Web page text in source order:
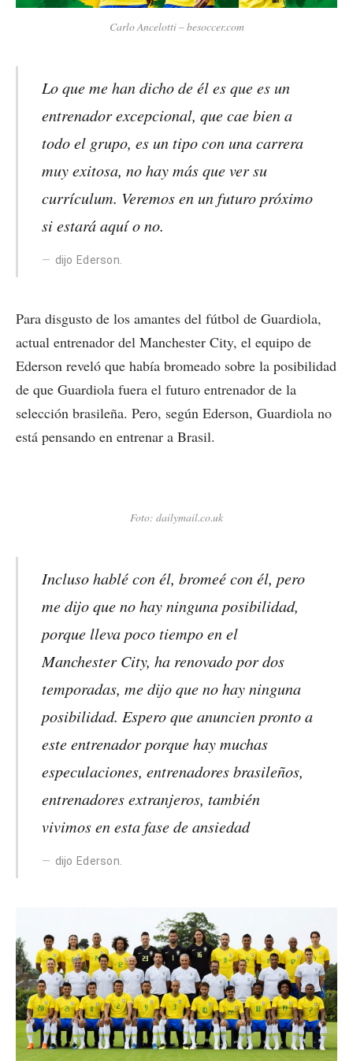
Carlo Ancelotti– besoccer.com
Lo que me han dicho de él es que es un
entrenador excepcional, que cae bien a
todo el grupo, es un tipo con una carrera
muy exitosa, no hay más que ver su
currículum. Veremos en un futuro próximo
si estará aquí o no.
dijo Ederson.
Para disgusto de los amantes del fútbol de Guardiola,
actual entrenador del Manchester City, el equipo de
Ederson reveló que había bromeado sobre la posibilidad
de que Guardiola fuera el futuro entrenador de la
selección brasileña. Pero, según Ederson, Guardiola no
está pensando en entrenar a Brasil.
Foto: dailymail.co.uk
Incluso hablé con él, bromeé con él, pero
me dijo que no hay ninguna posibilidad,
porque lleva poco tiempo en el
Manchester City, ha renovado por dos
temporadas, me dijo que no hay ninguna
posibilidad. Espero que anuncien pronto a
este entrenador porque hay muchas
especulaciones, entrenadores brasileños,
entrenadores extranjeros, también
vivimos en esta fase de ansiedad
dijo Ederson.